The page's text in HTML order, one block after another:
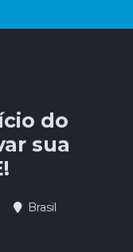
do
sua
Brasil